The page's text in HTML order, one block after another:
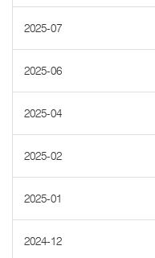
2025-07
2025-06
2025-04
2025-02
2025-01
2024-12